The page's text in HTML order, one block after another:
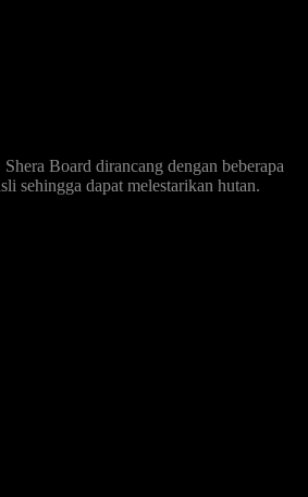
Board dirancang dengan beberapa
sehingga dapat melestarikan hutan.